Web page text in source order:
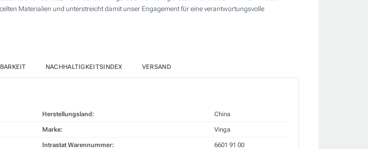
Aktualisieren
Materialien und unterstreicht damit unser Engagement für eine verantwortungsvolle
NACHHALTIGKEITSINDEX VERSAND
Herstellungsland: China
Marke: Vinga
Intrastat Warennummer: 6601 91 00